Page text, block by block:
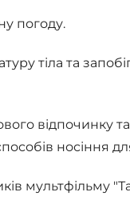
погоду.
тіла та
відпочинку
носіння
мультфільму